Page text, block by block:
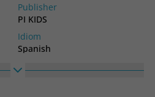
Publisher
PI KIDS
Idiom
Spanish
High